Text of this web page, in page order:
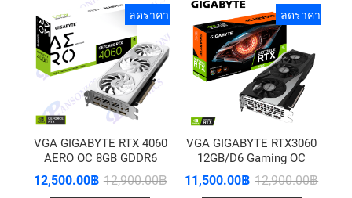
ลดราคา!
VGA GIGABYTE RTX 4060
AERO OC 8GB GDDR6
12,900.00฿
12,500.00฿
ลดราคา!
VGA GIGABYTE RTX3060
12GB/D6 Gaming OC
12,900.00฿
11,500.00฿